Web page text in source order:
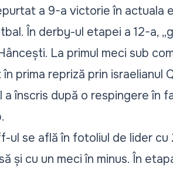
a 9-a victorie în actuala
În derby-ul etapei a 12-a,
La primul meci sub
prima repriză prin israelianul
a înscris după o respingere în
ul se află în fotoliul de lider
și cu un meci în minus. În